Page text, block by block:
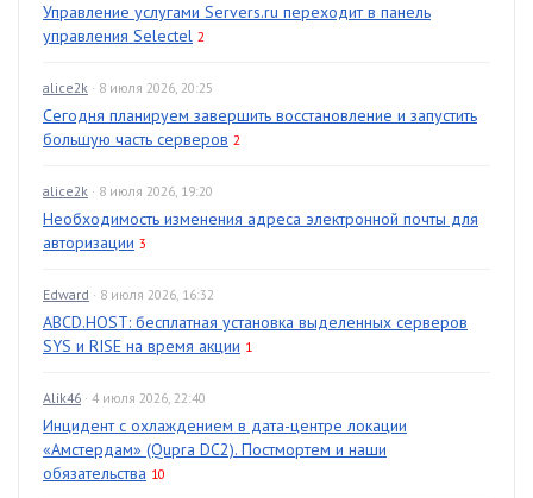
Управление услугами Servers.ru переходит в панель
управления Selectel 2
alice2k · 8 июля 2026, 20:25
Сегодня планируем завершить восстановление и запустить
большую часть серверов 2
alice2k · 8 июля 2026, 19:20
Необходимость изменения адреса электронной почты для
авторизации 3
Edward · 8 июля 2026, 16:32
ABCD.HOST: бесплатная установка выделенных серверов
SYS и RISE на время акции 1
Alik46 · 4 июля 2026, 22:40
Инцидент с охлаждением в дата-центре локации
«Амстердам» (Qupra DC2). Постмортем и наши
обязательства 10